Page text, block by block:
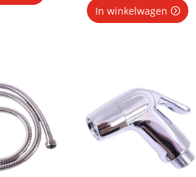
In winkelwagen